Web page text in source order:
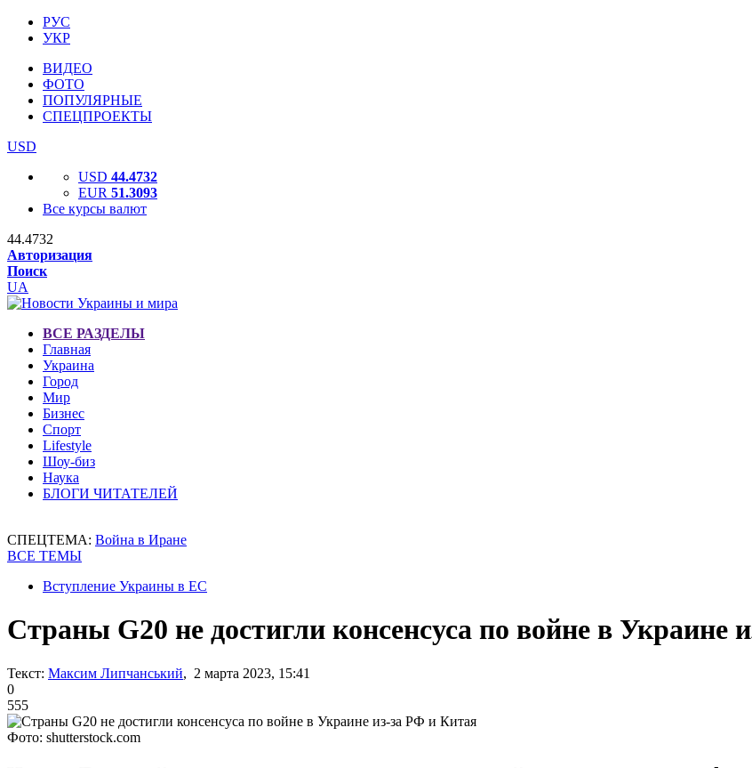
РУС
УКР
ВИДЕО
ФОТО
ПОПУЛЯРНЫЕ
СПЕЦПРОЕКТЫ
USD
USD 44.4732
EUR 51.3093
Все курсы валют
44.4732
Авторизация
Поиск
UA
ВСЕ РАЗДЕЛЫ
Главная
Украина
Город
Мир
Бизнес
Спорт
Lifestyle
Шоу-биз
Наука
БЛОГИ ЧИТАТЕЛЕЙ
СПЕЦТЕМА: Война в Иране
ВСЕ ТЕМЫ
Вступление Украины в ЕС
Страны G20 не достигли консенсуса по войне в Украине
Текст: Максим Липчанський, 2 марта 2023, 15:41
0
555
Фото: shutterstock.com